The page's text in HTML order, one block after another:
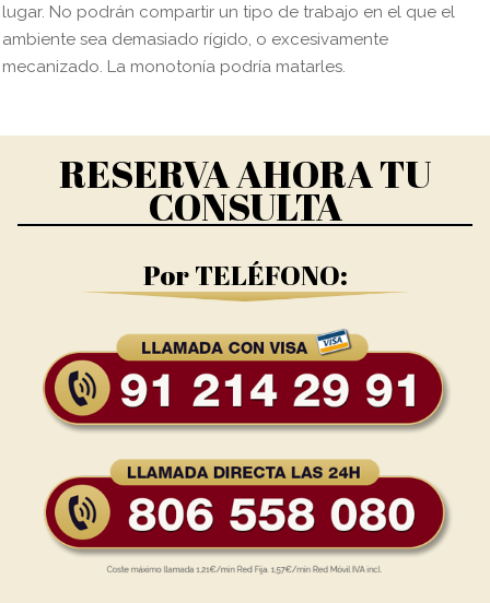
lugar. No podrán compartir un tipo de trabajo en el que el
ambiente sea demasiado rígido, o excesivamente
mecanizado. La monotonía podría matarles.
RESERVA AHORA TU
CONSULTA
Por TELÉFONO: